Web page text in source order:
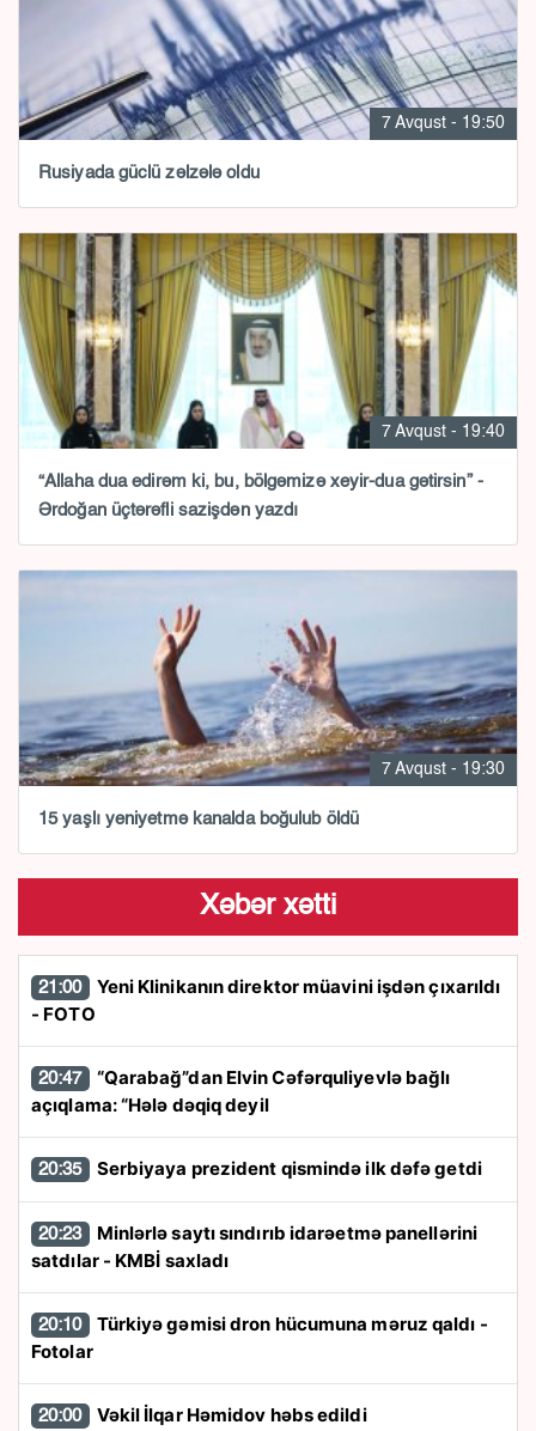
7 Avqust - 19:50
Rusiyada güclü zəlzələ oldu
7 Avqust - 19:40
“Allaha dua edirəm ki, bu, bölgəmizə xeyir-dua gətirsin” -
Ərdoğan üçtərəfli sazişdən yazdı
7 Avqust - 19:30
15 yaşlı yeniyetmə kanalda boğulub öldü
Xəbər xətti
21:00
- FOTO
20:47
açıqlama: “Hələ dəqiq deyil
20:35 Serbiyaya prezident qismində ilk dəfə getdi
20:23
satdılar - KMBİ saxladı
20:10
Fotolar
20:00 Vəkil İlqar Həmidov həbs edildi